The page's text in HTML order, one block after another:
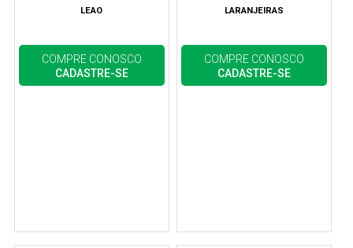
LEAO
COMPRE CONOSCO
CADASTRE-SE
LARANJEIRAS
COMPRE CONOSCO
CADASTRE-SE